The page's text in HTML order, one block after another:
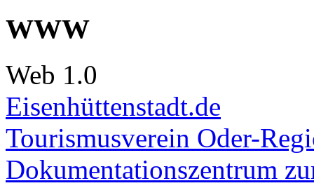
WWW
Web 1.0
Eisenhüttenstadt.de
Tourismusverein Oder-
Dokumentationszentrum